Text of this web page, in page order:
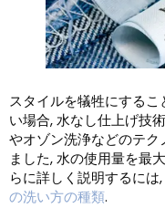
スタイルを犠牲にする
い場合, 水なし仕上げ技
やオゾン洗浄などのテ
ました, 水の使用量を最
らに詳しく説明するに
の洗い方の種類.